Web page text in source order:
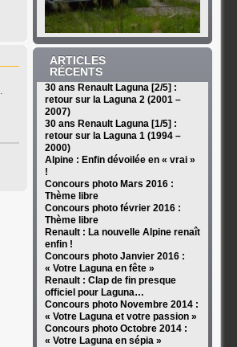
ARTICLES
RÉCENTS
30 ans Renault Laguna [2/5] :
retour sur la Laguna 2 (2001 –
2007)
30 ans Renault Laguna [1/5] :
retour sur la Laguna 1 (1994 –
2000)
Alpine : Enfin dévoilée en « vrai »
!
Concours photo Mars 2016 :
Thème libre
Concours photo février 2016 :
Thème libre
Renault : La nouvelle Alpine renaît
enfin !
Concours photo Janvier 2016 :
« Votre Laguna en fête »
Renault : Clap de fin presque
officiel pour Laguna…
Concours photo Novembre 2014 :
« Votre Laguna et votre passion »
Concours photo Octobre 2014 :
« Votre Laguna en sépia »